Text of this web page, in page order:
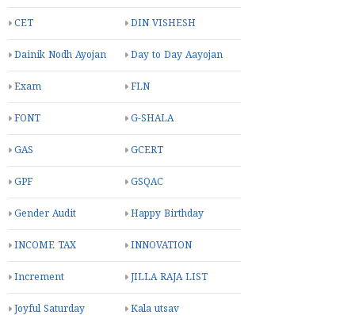
CET DIN VISHESH
Dainik Nodh Ayojan Day to Day Aayojan
Exam FLN
FONT G-SHALA
GAS GCERT
GPF GSQAC
Gender Audit Happy Birthday
INCOME TAX INNOVATION
Increment JILLA RAJA LIST
Joyful Saturday Kala utsav